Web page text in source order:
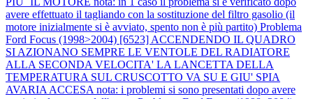
avere effettuato il tagliando con la sostituzione del filtro gasolio (il
motore inizialmente si è avviato, spento non è più partito) Problema
Ford Focus (1998>2004) [6523] ACCENDENDO IL QUADRO
SI AZIONANO SEMPRE LE VENTOLE DEL RADIATORE
ALLA SECONDA VELOCITA' LA LANCETTA DELLA
TEMPERATURA SUL CRUSCOTTO VA SU E GIU' SPIA
AVARIA ACCESA nota: i problemi si sono presentati dopo avere